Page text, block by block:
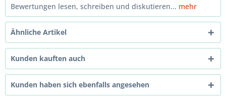
Bewertungen lesen, schreiben und diskutieren... mehr
Ähnliche Artikel
Kunden kauften auch
Kunden haben sich ebenfalls angesehen